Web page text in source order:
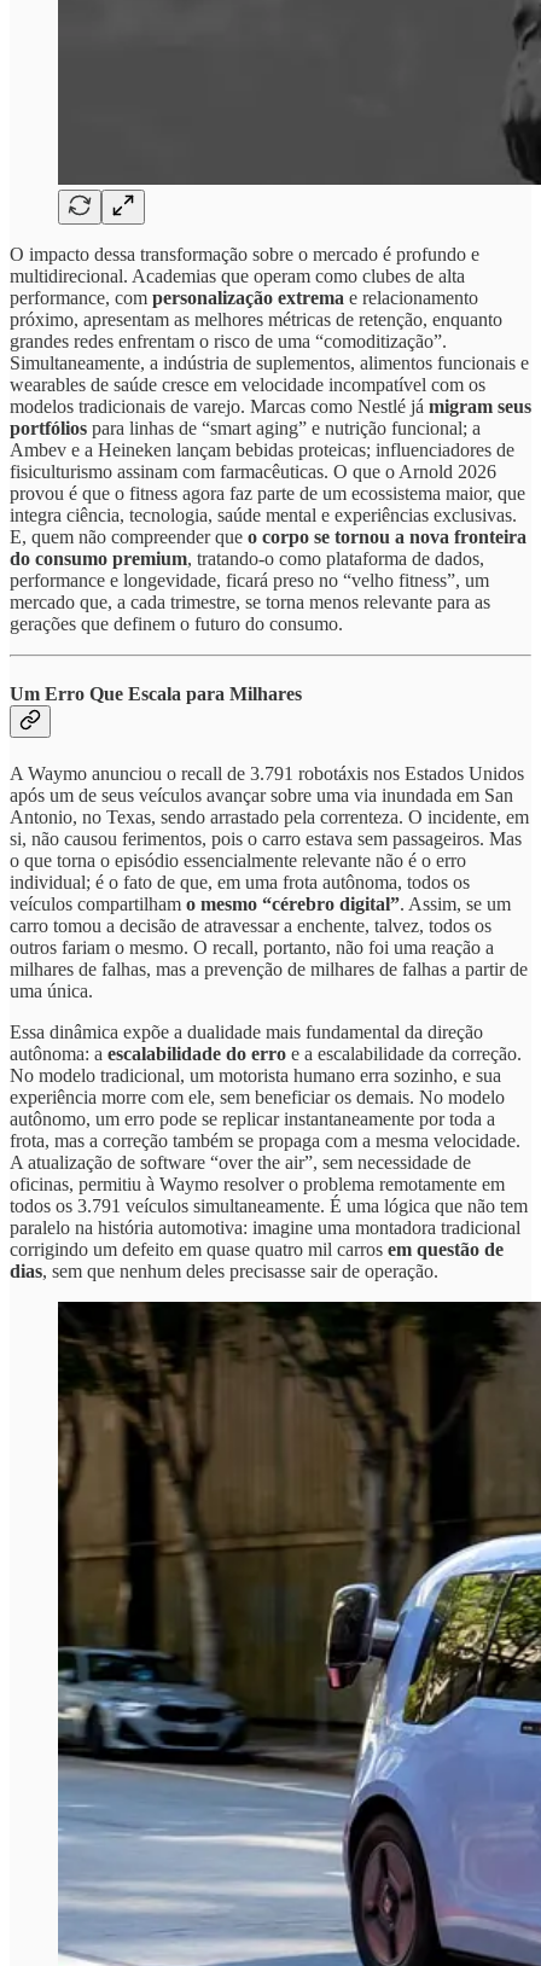
O impacto dessa transformação sobre o mercado é profundo e
multidirecional. Academias que operam como clubes de alta
performance, com personalização extrema e relacionamento
próximo, apresentam as melhores métricas de retenção, enquanto
grandes redes enfrentam o risco de uma “comoditização”.
Simultaneamente, a indústria de suplementos, alimentos funcionais e
wearables de saúde cresce em velocidade incompatível com os
modelos tradicionais de varejo. Marcas como Nestlé já migram seus
portfólios para linhas de “smart aging” e nutrição funcional; a
Ambev e a Heineken lançam bebidas proteicas; influenciadores de
fisiculturismo assinam com farmacêuticas. O que o Arnold 2026
provou é que o fitness agora faz parte de um ecossistema maior, que
integra ciência, tecnologia, saúde mental e experiências exclusivas.
E, quem não compreender que o corpo se tornou a nova fronteira
do consumo premium, tratando-o como plataforma de dados,
performance e longevidade, ficará preso no “velho fitness”, um
mercado que, a cada trimestre, se torna menos relevante para as
gerações que definem o futuro do consumo.
Um Erro Que Escala para Milhares
A Waymo anunciou o recall de 3.791 robotáxis nos Estados Unidos
após um de seus veículos avançar sobre uma via inundada em San
Antonio, no Texas, sendo arrastado pela correnteza. O incidente, em
si, não causou ferimentos, pois o carro estava sem passageiros. Mas
o que torna o episódio essencialmente relevante não é o erro
individual; é o fato de que, em uma frota autônoma, todos os
veículos compartilham o mesmo “cérebro digital”. Assim, se um
carro tomou a decisão de atravessar a enchente, talvez, todos os
outros fariam o mesmo. O recall, portanto, não foi uma reação a
milhares de falhas, mas a prevenção de milhares de falhas a partir de
uma única.
Essa dinâmica expõe a dualidade mais fundamental da direção
autônoma: a escalabilidade do erro e a escalabilidade da correção.
No modelo tradicional, um motorista humano erra sozinho, e sua
experiência morre com ele, sem beneficiar os demais. No modelo
autônomo, um erro pode se replicar instantaneamente por toda a
frota, mas a correção também se propaga com a mesma velocidade.
A atualização de software “over the air”, sem necessidade de
oficinas, permitiu à Waymo resolver o problema remotamente em
todos os 3.791 veículos simultaneamente. É uma lógica que não tem
paralelo na história automotiva: imagine uma montadora tradicional
corrigindo um defeito em quase quatro mil carros em questão de
dias, sem que nenhum deles precisasse sair de operação.